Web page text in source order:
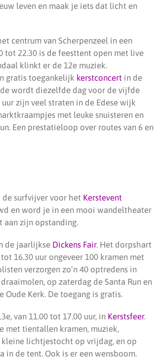
leven en maak je iets dat licht en
centrum van Scherpenzeel in een
tot 22.30 is de feesttent open met live
klinkt er de 12e muziek.
gratis toegankelijk kerstconcert in de
wordt diezelfde dag voor de vijfde
uur zijn veel straten in de Edese wijk
met leuke snuisteren en
Een prestatieloop over routes van 6 en
de surfvijver voor het Kerstevent
en word je in een mooi wandeltheater
aan zijn opstanding.
de jaarlijkse Dickens Fair. Het dorpshart
16.30 uur ongeveer 100 kramen met
verzorgen zo’n 40 optredens in
op zaterdag de Santa Run en
Kerk. De toegang is gratis.
van 11.00 tot 17.00 uur, in Kerstsfeer.
met tientallen kramen, muziek,
lichtjestocht op vrijdag, en op
in de tent. Ook is er een wensboom.